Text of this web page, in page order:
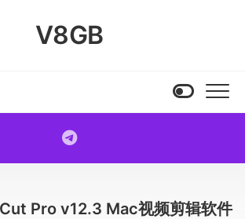
V8GB
Pro v12.3 Mac视频剪辑软件